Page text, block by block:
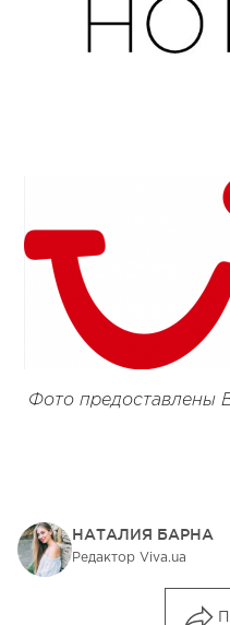
Фото предоставлены
НАТАЛИЯ БАРНА
Редактор Viva.ua